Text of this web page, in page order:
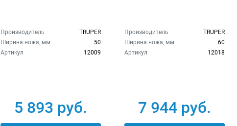
Производитель
TRUPER
Ширина ножа, мм
50
Артикул
12009
5 893 руб.
Производитель
TRUPER
Ширина ножа, мм
60
Артикул
12018
7 944 руб.